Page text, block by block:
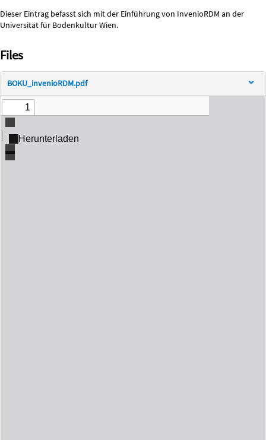
Dieser Eintrag befasst sich mit der Einführung von InvenioRDM an der
Universität für Bodenkultur Wien.
Files
BOKU_invenioRDM.pdf